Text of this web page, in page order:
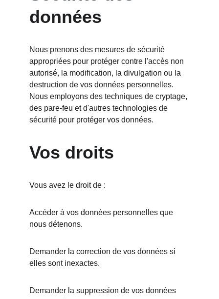
données
Nous prenons des mesures de sécurité
appropriées pour protéger contre l'accès non
autorisé, la modification, la divulgation ou la
destruction de vos données personnelles.
Nous employons des techniques de cryptage,
des pare-feu et d'autres technologies de
sécurité pour protéger vos données.
Vos droits
Vous avez le droit de :
Accéder à vos données personnelles que
nous détenons.
Demander la correction de vos données si
elles sont inexactes.
Demander la suppression de vos données